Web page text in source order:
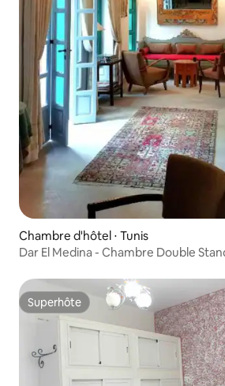
Chambre d'hôtel ⋅ Tunis
Dar El Medina - Chambre Double
Superhôte
Superhôte